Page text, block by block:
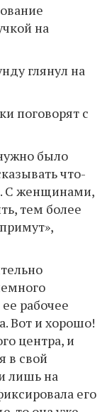
на
глянул на
поговорят с
было
что-
С женщинами,
тем более
рабочее
Вот и хорошо!
центра, и
в свой
лишь на
его